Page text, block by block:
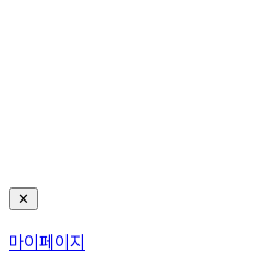
✕
마이페이지